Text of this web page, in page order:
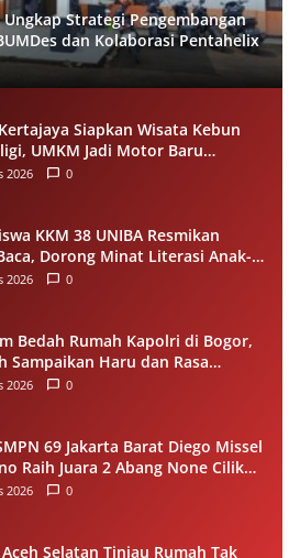
Strategi Pengembangan
dan Kolaborasi Pentahelix
Siapkan Wisata Kebun
UMKM Jadi Motor Baru
Desa
2026 0
KKM 38 UNIBA Resmikan
Dorong Minat Literasi Anak-
Desa Mekarbaru
2026 0
Bedah Rumah Kapolri di Bogor,
Sampaikan Haru dan Rasa
2026 0
69 Jakarta Barat Diego Missel
Raih Juara 2 Abang None Cilik
Kencur 2026
2026 0
Selatan Tinjau Rumah Tak